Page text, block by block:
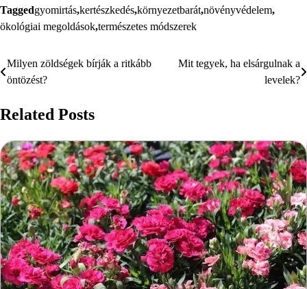
Taggedgyomirtás,kertészkedés,környezetbarát,növényvédelem,
ökológiai megoldások,természetes módszerek
Bejegyzés
Milyen zöldségek bírják a ritkább
öntözést?
Mit tegyek, ha elsárgulnak a
levelek?
Related Posts